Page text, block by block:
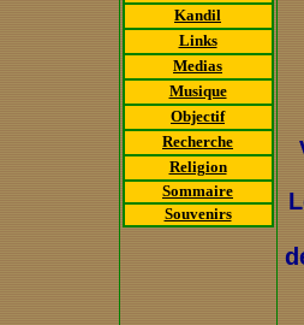
Kandil
Links
Medias
Musique
Objectif
Recherche
Religion
Sommaire
Souvenirs